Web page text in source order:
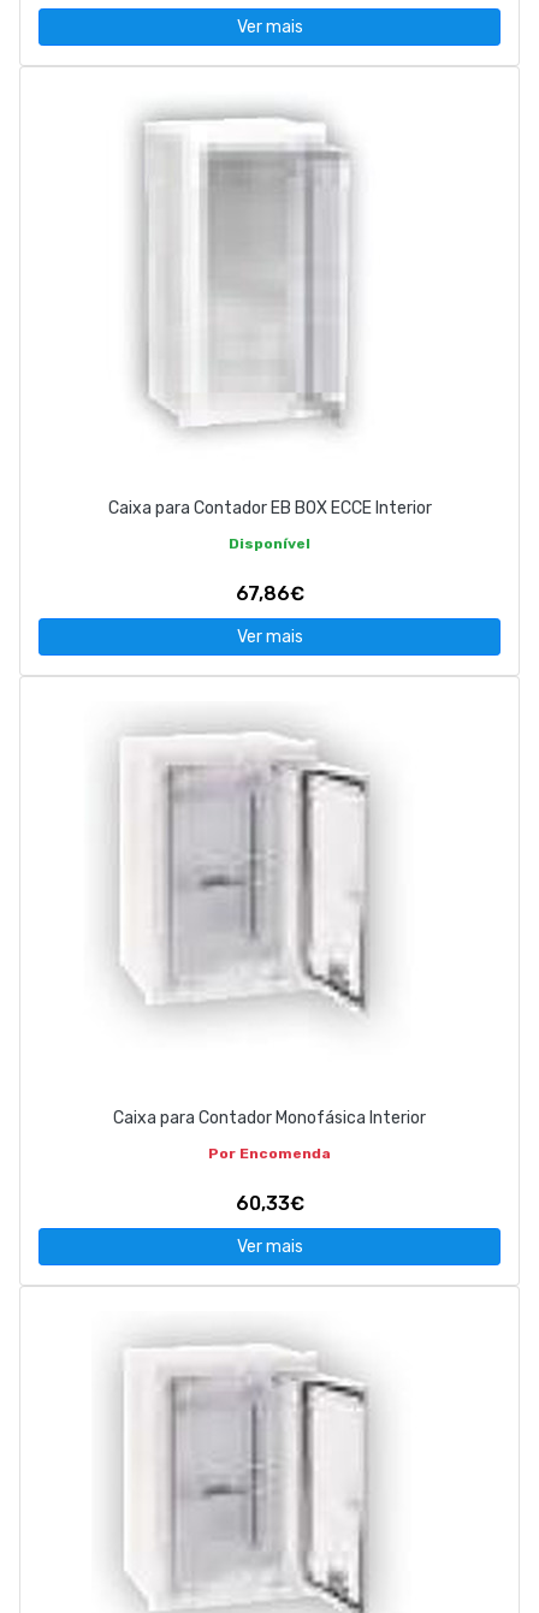
Ver mais
Caixa para Contador EB BOX ECCE Interior
Disponível
67,86€
Ver mais
Caixa para Contador Monofásica Interior
Por Encomenda
60,33€
Ver mais